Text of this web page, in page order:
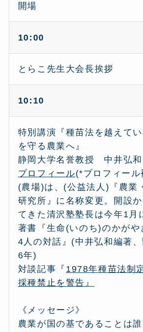
開場
10:00
とらこ先生大会長挨拶
10:10
特別講演『種苗法を越えて
を守る農業へ』
静岡大学名誉教授 中井弘和
プロフィール(*プロフィー
(農場)は、(公益法人)『農業
研究所』に名称変更。開設
てきた清沢塾塾長は今年1月
著書『生命(いのち)のかがや
4人の対話』(中井弘和編著
6年)
対談記事『 1978年種苗法制
採種禁止を警告』
《メッセージ》
農業が国の基であることは